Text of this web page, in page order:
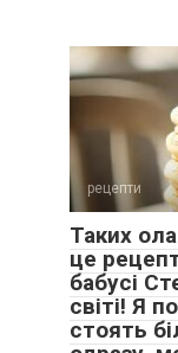
рецепти
Таких
це
бабусі
світі! Я
стоять